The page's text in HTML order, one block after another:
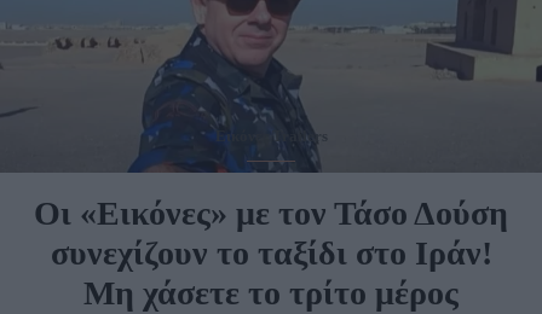
Εικόνες Trailers
Οι «Εικόνες» με τον Τάσο Δούση
συνεχίζουν το ταξίδι στο Ιράν!
Μη χάσετε το τρίτο μέρος